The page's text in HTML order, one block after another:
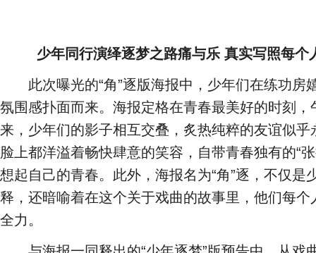
少年同行演绎逐梦之路痛与乐 真实写照每个
此次曝光的“角”逐版海报中，少年们在练功房
氛围感扑面而来。海报定格在青春最美好的时刻
来，少年们的影子相互交叠，炙热纯粹的友谊似
脸上都洋溢着畅快肆意的笑容，自带青春独有的“
想起自己的青春。此外，海报名为“角”逐，不仅是
释，还暗喻着在这个关于戏曲的故事里，他们每个
全力。